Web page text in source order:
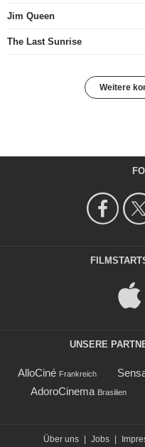
Jim Queen
The Last Sunrise
Weitere
UNSERE
AlloCiné Frankreich
AdoroCinema Brasilien
Über uns Jobs